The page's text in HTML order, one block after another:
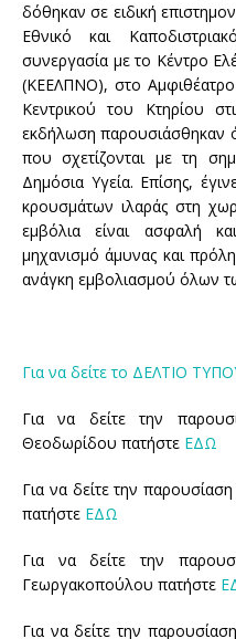
δόθηκαν σε ειδική
Εθνικό και
συνεργασία με το Κέντρο
(ΚΕΕΛΠΝΟ), στο Αμφιθέατρο
Κεντρικού του Κτηρίου
εκδήλωση παρουσιάσθηκαν
που σχετίζονται με τη
Δημόσια Υγεία. Επίσης,
κρουσμάτων ιλαράς στη
εμβόλια είναι ασφαλή
μηχανισμό άμυνας και
ανάγκη εμβολιασμού όλων
Για να δείτε το ΔΕΛΤΙΟ
Για να δείτε την
Θεοδωρίδου πατήστε ΕΔΩ
Για να δείτε την
πατήστε ΕΔΩ
Για να δείτε την
Γεωργακοπούλου πατήστε
Για να δείτε την